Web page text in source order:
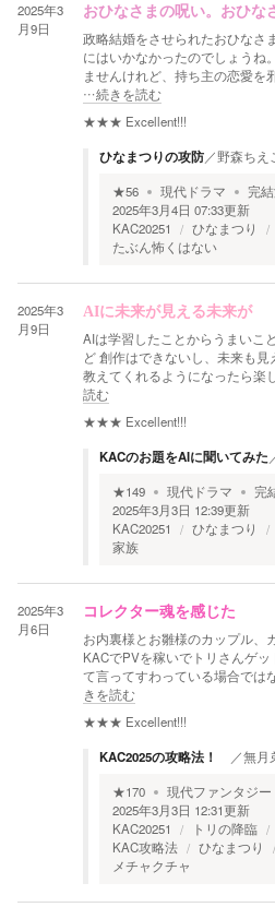
2025年3
月9日
おひなさまの呪い。おひな
政略結婚をさせられたおひなさ
にはいかなかったのでしょうね
ませんけれど、持ち主の恋愛を
…続きを読む
★★★ Excellent!!!
ひなまつりの攻防／野森ちえ
★56 現代ドラマ 完
2025年3月4日 07:33更新
KAC20251
ひなまつり
たぶん怖くはない
2025年3
月9日
AIに未来が見える未来が
AIは学習したことからうまいこ
ど 創作はできないし、未来も
教えてくれるようになったら楽
読む
★★★ Excellent!!!
KACのお題をAIに聞いてみた
★149 現代ドラマ 完
2025年3月3日 12:39更新
KAC20251
ひなまつり
家族
2025年3
月6日
コレクター魂を感じた
お内裏様とお雛様のカップル、
KACでPVを稼いでトリさんゲ
て言ってすわっている場合では
きを読む
★★★ Excellent!!!
KAC2025の攻略法！ ／無月
★170 現代ファンタジー
2025年3月3日 12:31更新
KAC20251
トリの降臨
KAC攻略法
ひなまつり
メチャクチャ